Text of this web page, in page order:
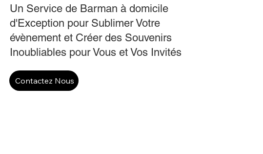
Un Service de Barman à domicile
d'Exception pour Sublimer Votre
évènement et Créer des Souvenirs
Inoubliables pour Vous et Vos Invités
Contactez Nous